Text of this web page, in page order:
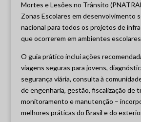
Mortes e Lesões no Trânsito
Zonas Escolares em desenvolvimento
nacional para todos os projetos de
que ocorrerem em ambientes
O guia prático inclui ações
viagens seguras para jovens,
segurança viária, consulta à
de engenharia, gestão, fiscalização de
monitoramento e manutenção –
melhores práticas do Brasil e do